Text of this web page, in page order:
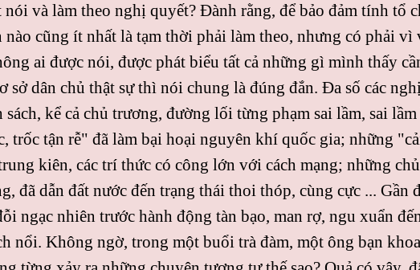
và làm theo nghị quyết? Ðành rằng, để bảo đảm tính tổ
cũng ít nhất là tạm thời phải làm theo, nhưng có phải
ai được nói, được phát biểu tất cả những gì mình thấy
sở dân chủ thật sự thì nói chung là đúng đắn. Ða số các
kể cả chủ trương, đường lối từng phạm sai lầm, sai
trốc tận rễ" đã làm bại hoại nguyên khí quốc gia; những
kiên, các trí thức có công lớn với cách mạng; những
đã dẫn đất nước đến trạng thái thoi thóp, cùng cực ...
ngạc nhiên trước hành động tàn bạo, man rợ, ngu xuẩn
nổi. Không ngờ, trong một buổi trà đàm, một ông bạn